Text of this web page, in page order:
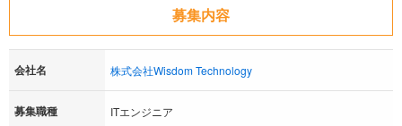
募集内容
会社名 株式会社Wisdom Technology
募集職種 ITエンジニア